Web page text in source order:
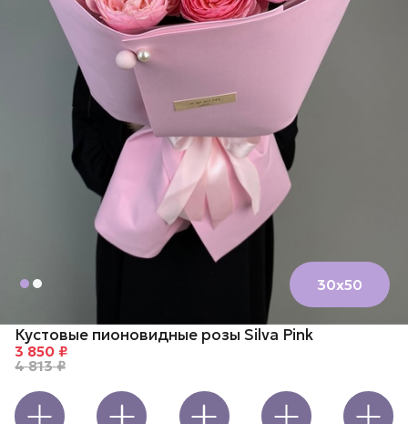
30х50
Кустовые пионовидные розы Silva Pink
3 850 ₽
4 813 ₽